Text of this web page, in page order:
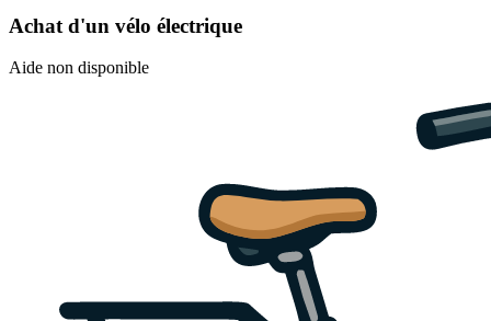
Achat d'un vélo électrique
Aide non disponible